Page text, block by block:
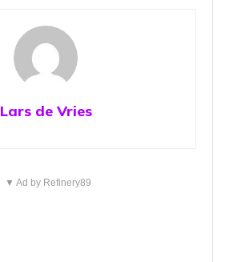
Lars de Vries
▼ Ad by Refinery89